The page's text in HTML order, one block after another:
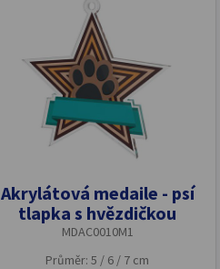
Akrylátová medaile - psí
tlapka s hvězdičkou
MDAC0010M1
Průměr: 5 / 6 / 7 cm